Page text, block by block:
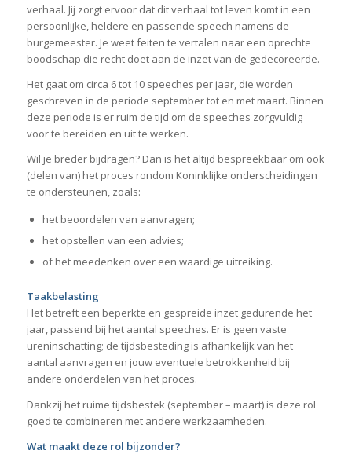
verhaal. Jij zorgt ervoor dat dit verhaal tot leven komt in een
persoonlijke, heldere en passende speech namens de
burgemeester. Je weet feiten te vertalen naar een oprechte
boodschap die recht doet aan de inzet van de gedecoreerde.
Het gaat om circa 6 tot 10 speeches per jaar, die worden
geschreven in de periode september tot en met maart. Binnen
deze periode is er ruim de tijd om de speeches zorgvuldig
voor te bereiden en uit te werken.
Wil je breder bijdragen? Dan is het altijd bespreekbaar om ook
(delen van) het proces rondom Koninklijke onderscheidingen
te ondersteunen, zoals:
het beoordelen van aanvragen;
het opstellen van een advies;
of het meedenken over een waardige uitreiking.
Taakbelasting
Het betreft een beperkte en gespreide inzet gedurende het
jaar, passend bij het aantal speeches. Er is geen vaste
ureninschatting; de tijdsbesteding is afhankelijk van het
aantal aanvragen en jouw eventuele betrokkenheid bij
andere onderdelen van het proces.
Dankzij het ruime tijdsbestek (september – maart) is deze rol
goed te combineren met andere werkzaamheden.
Wat maakt deze rol bijzonder?